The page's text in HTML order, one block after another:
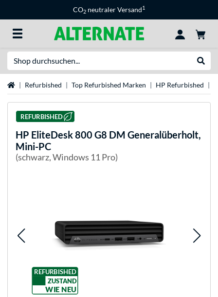
CO2 neutraler Versand1
StartseiteRefurbished Top Refurbished Marken HP Refurbished
REFURBISHED
HP EliteDesk 800 G8 DM Generalüberholt,
Mini-PC
(schwarz, Windows 11 Pro)
REFURBISHED
ZUSTAND
WIE NEU